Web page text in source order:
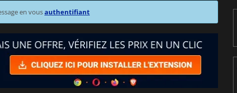
en vousauthentifiant